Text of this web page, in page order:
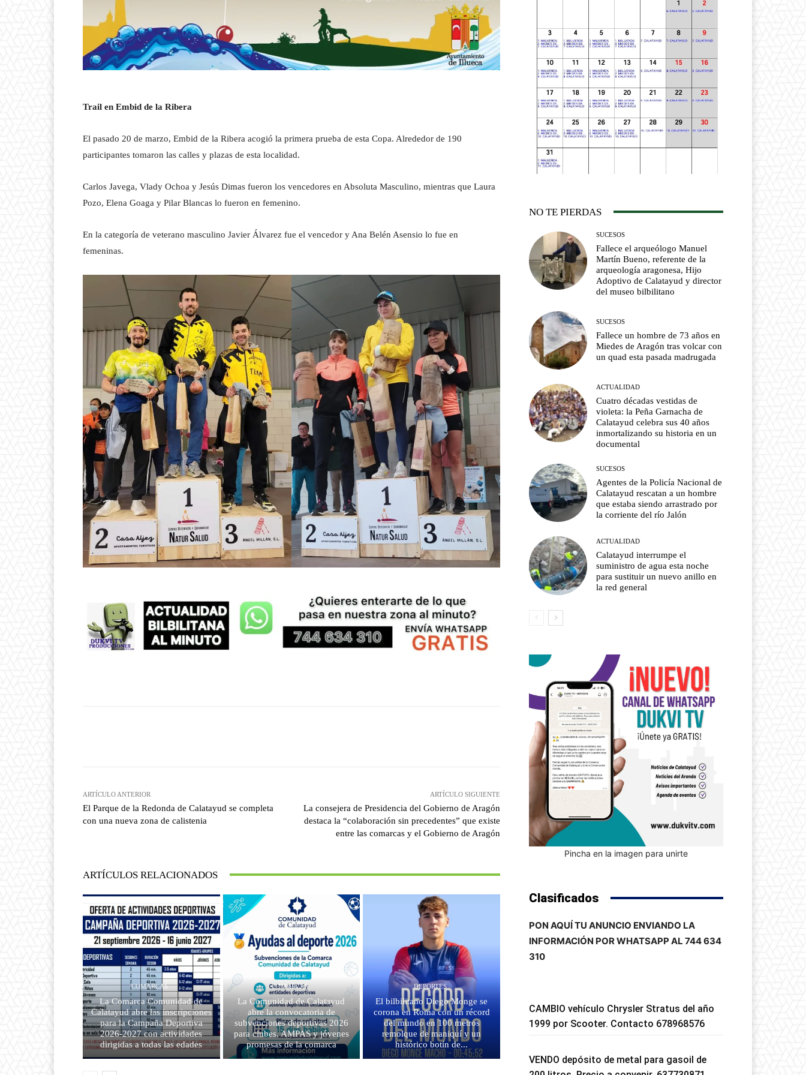
Trail en Embid de la Ribera
El pasado 20 de marzo, Embid de la Ribera acogió la primera prueba de esta Copa. Alrededor de 190
participantes tomaron las calles y plazas de esta localidad.
Carlos Javega, Vlady Ochoa y Jesús Dimas fueron los vencedores en Absoluta Masculino, mientras que Laura
Pozo, Elena Goaga y Pilar Blancas lo fueron en femenino.
En la categoría de veterano masculino Javier Álvarez fue el vencedor y Ana Belén Asensio lo fue en
femeninas.
ARTÍCULO ANTERIOR
El Parque de la Redonda de Calatayud se completa
con una nueva zona de calistenia
ARTÍCULO SIGUIENTE
La consejera de Presidencia del Gobierno de Aragón
destaca la “colaboración sin precedentes” que existe
entre las comarcas y el Gobierno de Aragón
ARTÍCULOS RELACIONADOS
COMARCAS
La Comarca Comunidad de
Calatayud abre las inscripciones
para la Campaña Deportiva
2026-2027 con actividades
dirigidas a todas las edades
COMARCAS
La Comunidad de Calatayud
abre la convocatoria de
subvenciones deportivas 2026
para clubes, AMPAS y jóvenes
promesas de la comarca
DEPORTES
El bilbilitano Diego Monge se
corona en Roma con un récord
del mundo en 100 metros
remolque de maniquí y un
histórico botín de...
NO TE PIERDAS
SUCESOS
Fallece el arqueólogo Manuel
Martín Bueno, referente de la
arqueología aragonesa, Hijo
Adoptivo de Calatayud y director
del museo bilbilitano
SUCESOS
Fallece un hombre de 73 años en
Miedes de Aragón tras volcar con
un quad esta pasada madrugada
ACTUALIDAD
Cuatro décadas vestidas de
violeta: la Peña Garnacha de
Calatayud celebra sus 40 años
inmortalizando su historia en un
documental
SUCESOS
Agentes de la Policía Nacional de
Calatayud rescatan a un hombre
que estaba siendo arrastrado por
la corriente del río Jalón
ACTUALIDAD
Calatayud interrumpe el
suministro de agua esta noche
para sustituir un nuevo anillo en
la red general
Pincha en la imagen para unirte
Clasificados
PON AQUÍ TU ANUNCIO ENVIANDO LA
INFORMACIÓN POR WHATSAPP AL 744 634
310
CAMBIO vehículo Chrysler Stratus del año
1999 por Scooter. Contacto 678968576
VENDO depósito de metal para gasoil de